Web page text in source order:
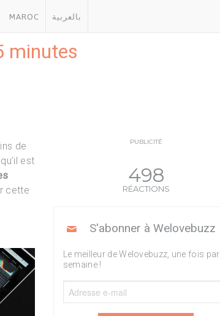
MAROC بالعربية
minutes
de
est
cette
PUBLICITÉ
498
RÉACTIONS
S'abonner à Welovebuzz
Le meilleur de Welovebuzz, une fois par
semaine !